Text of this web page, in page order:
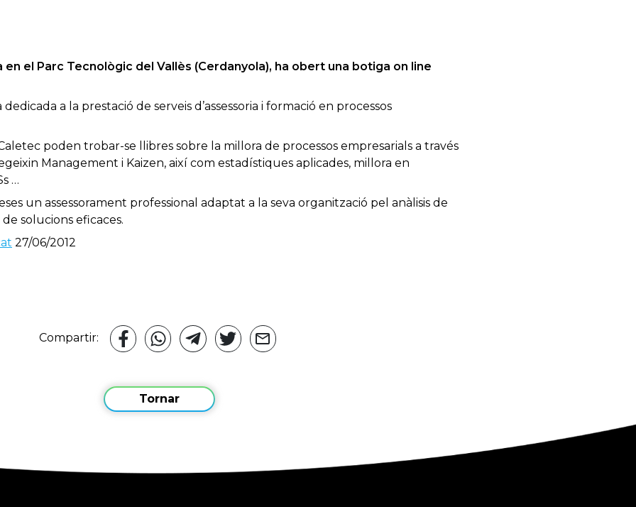
el Parc Tecnològic del Vallès (Cerdanyola), ha obert una botiga on line
a la prestació de serveis d’assessoria i formació en processos
poden trobar-se llibres sobre la millora de processos empresarials a través
Management i Kaizen, així com estadístiques aplicades, millora en
…
un assessorament professional adaptat a la seva organització pel anàlisis de
solucions eficaces.
27/06/2012
Compartir:
Tornar